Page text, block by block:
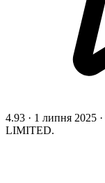
4.93 · 1 липня 2025 ·
LIMITED.